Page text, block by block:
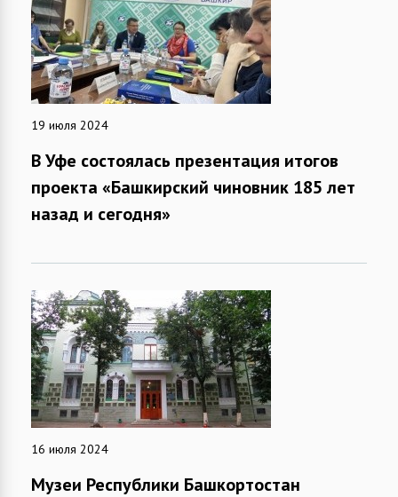
19 июля 2024
В Уфе состоялась презентация итогов
проекта «Башкирский чиновник 185 лет
назад и сегодня»
16 июля 2024
Музеи Республики Башкортостан